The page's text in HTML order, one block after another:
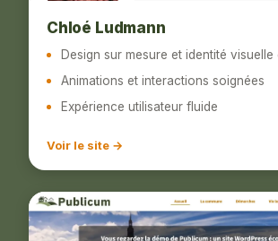
Chloé Ludmann
Design sur mesure et identité
Animations et interactions soignées
Expérience utilisateur fluide
Voir le site →